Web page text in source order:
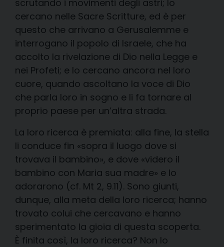
scrutando i movimenti degli astri; lo
cercano nelle Sacre Scritture, ed è per
questo che arrivano a Gerusalemme e
interrogano il popolo di Israele, che ha
accolto la rivelazione di Dio nella Legge e
nei Profeti; e lo cercano ancora nel loro
cuore, quando ascoltano la voce di Dio
che parla loro in sogno e li fa tornare al
proprio paese per un’altra strada.
La loro ricerca è premiata: alla fine, la stella
li conduce fin «sopra il luogo dove si
trovava il bambino», e dove «videro il
bambino con Maria sua madre» e lo
adorarono (cf. Mt 2, 9.11). Sono giunti,
dunque, alla meta della loro ricerca; hanno
trovato colui che cercavano e hanno
sperimentato la gioia di questa scoperta.
È finita così, la loro ricerca? Non lo